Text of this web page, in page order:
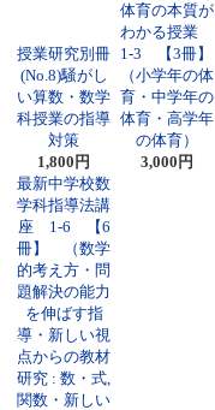
授業研究別冊
(No.8)騒がし
い算数・数学
科授業の指導
対策
1,800円
体育の本質が
わかる授業
1-3 【3冊】
（小学年の体
育・中学年の
体育・高学年
の体育）
3,000円
最新中学校数
学科指導法講
座 1-6 【6
冊】 （数学
的考え方・問
題解決の能力
を伸ばす指
導・新しい視
点からの教材
研究 : 数・式,
関数・新しい